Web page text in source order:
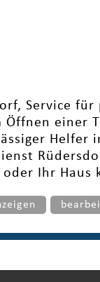
Service
einer
Helfer
Ihr Haus